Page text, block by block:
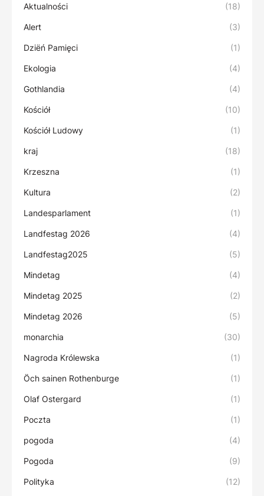
Aktualności (18)
Alert (3)
Dziëń Pamięci (1)
Ekologia (4)
Gothlandia (4)
Kościół (10)
Kościół Ludowy (1)
kraj (18)
Krzeszna (1)
Kultura (2)
Landesparlament (1)
Landfestag 2026 (4)
Landfestag2025 (5)
Mindetag (4)
Mindetag 2025 (2)
Mindetag 2026 (5)
monarchia (30)
Nagroda Królewska (1)
Öch sainen Rothenburge (1)
Olaf Ostergard (1)
Poczta (1)
pogoda (4)
Pogoda (9)
Polityka (12)